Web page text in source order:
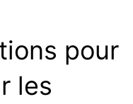
pour
les